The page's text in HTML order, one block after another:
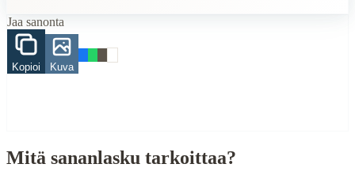
When to Use This Content
Finding Finnish proverbs about specific topics
Jaa sanonta
Kopioi Kuva
Mitä sananlasku tarkoittaa?